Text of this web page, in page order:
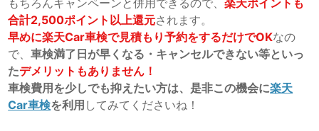
もちろんキャンペーンと併用できるので、楽天ポイントも
合計2,500ポイント以上還元されます。
早めに楽天Car車検で見積もり予約をするだけでOKなの
で、車検満了日が早くなる・キャンセルできない等といっ
たデメリットもありません！
車検費用を少しでも抑えたい方は、是非この機会に楽天
Car車検を利用 してみてくださいね！